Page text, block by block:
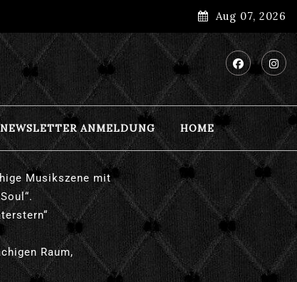
Aug 07, 2026
NEWSLETTER ANMELDUNG HOME
Musikszene mit
Raum,